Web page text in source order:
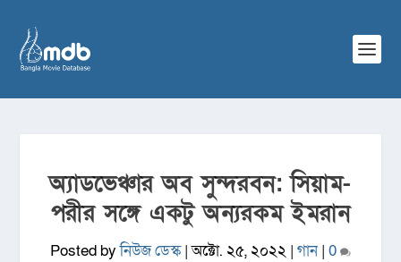
অ্যাডভেঞ্চার অব সুন্দরবন: সিয়াম-
পরীর সঙ্গে একটু অন্যরকম ইমরান
Posted byনিউজ ডেস্ক|অক্টো. ২৫, ২০২২ | গান| 0